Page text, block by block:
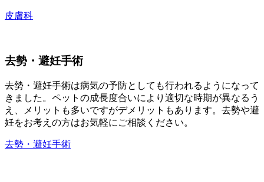
皮膚科
去勢・避妊手術
去勢・避妊手術は病気の予防としても行われるようになって
きました。ペットの成長度合いにより適切な時期が異なるう
え、メリットも多いですがデメリットもあります。去勢や避
妊をお考えの方はお気軽にご相談ください。
去勢・避妊手術